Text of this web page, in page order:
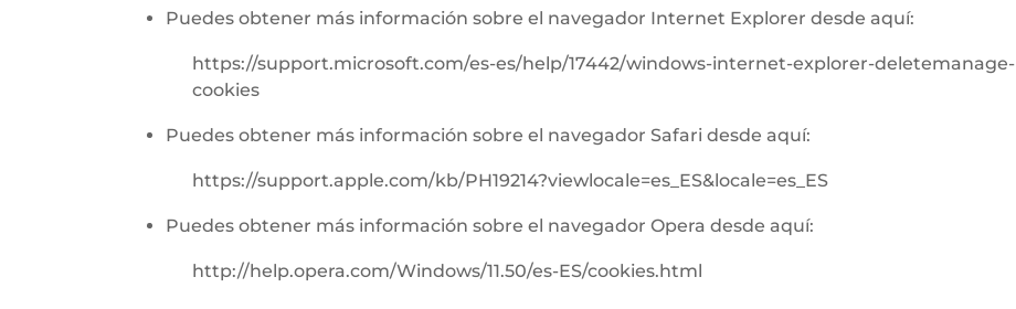
Puedes obtener más información sobre el navegador Internet Explorer desde aquí:
https://support.microsoft.com/es-es/help/17442/windows-internet-explorer-deletemanage-
cookies
Puedes obtener más información sobre el navegador Safari desde aquí:
https://support.apple.com/kb/PH19214?viewlocale=es_ES&locale=es_ES
Puedes obtener más información sobre el navegador Opera desde aquí:
http://help.opera.com/Windows/11.50/es-ES/cookies.html